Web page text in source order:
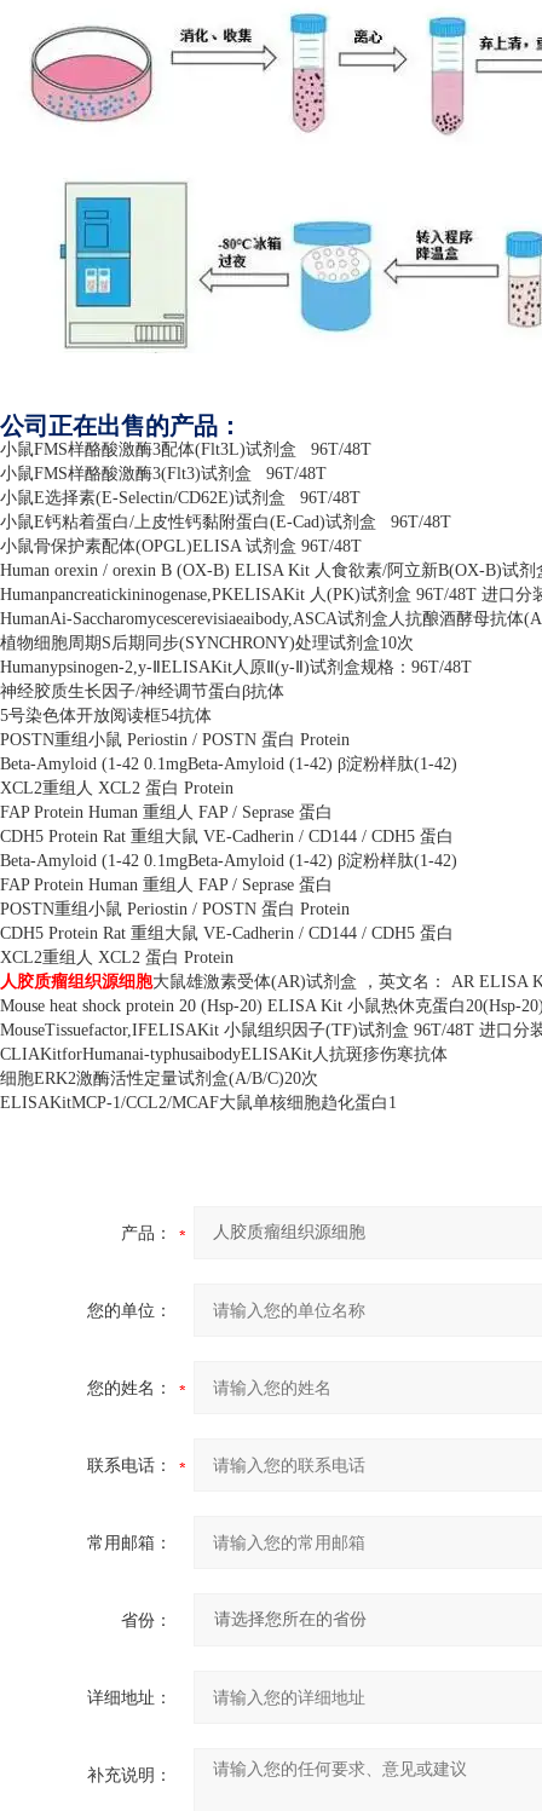
公司正在出售的产品：
小鼠FMS样酪酸激酶3配体(Flt3L)试剂盒
96T/48T
小鼠FMS样酪酸激酶3(Flt3)试剂盒
96T/48T
小鼠E选择素(E-Selectin/CD62E)试剂盒
96T/48T
小鼠E钙粘着蛋白/上皮性钙黏附蛋白(E-Cad)试剂盒
96T/48T
小鼠骨保护素配体(OPGL)ELISA 试剂盒 96T/48T
Human orexin / orexin B (OX-B) ELISA Kit 人食欲素/阿立新B(OX-B)试剂
Humanpancreatickininogenase,PKELISAKit 人(PK)试剂盒 96T/48T 进口分
HumanAi-Saccharomycescerevisiaeaibody,ASCA试剂盒人抗酿酒酵母抗体
植物细胞周期 S后期同步(SYNCHRONY)处理试剂盒10次
Humanypsinogen-2,y- ELISAKit人原Ⅱ (y- )试剂盒规格： 96T/48T
神经胶质生长因子/神经调节蛋白β抗体
5号染色体开放阅读框54抗体
POSTN重组小鼠 Periostin / POSTN 蛋白 Protein
Beta-Amyloid (1-42 0.1mgBeta-Amyloid (1-42) β淀粉样肽(1-42)
XCL2重组人 XCL2 蛋白 Protein
FAP Protein Human 重组人 FAP / Seprase 蛋白
CDH5 Protein Rat 重组大鼠 VE-Cadherin / CD144 / CDH5 蛋白
Beta-Amyloid (1-42 0.1mgBeta-Amyloid (1-42) β淀粉样肽(1-42)
FAP Protein Human 重组人 FAP / Seprase 蛋白
POSTN重组小鼠 Periostin / POSTN 蛋白 Protein
CDH5 Protein Rat 重组大鼠 VE-Cadherin / CD144 / CDH5 蛋白
XCL2重组人 XCL2 蛋白 Protein
人胶质瘤组织源细胞大鼠雄激素受体(AR)试剂盒 ，英文名：
AR ELISA
Mouse heat shock protein 20 (Hsp-20) ELISA Kit 小鼠热休克蛋白20(Hsp-
MouseTissuefactor,IFELISAKit 小鼠组织因子(TF)试剂盒 96T/48T 进口分
CLIAKitforHumanai-typhusaibodyELISAKit人抗斑疹伤寒抗体
细胞ERK2激酶活性定量试剂盒(A/B/C)20次
ELISAKitMCP-1/CCL2/MCAF大鼠单核细胞趋化蛋白 1
产品：
您的单位：
您的姓名：
联系电话：
常用邮箱：
省份：
详细地址：
补充说明：